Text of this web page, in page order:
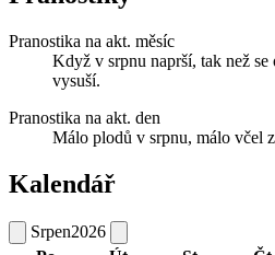
Pranostika na akt. měsíc
Když v srpnu naprší, tak než
vysuší.
Pranostika na akt. den
Málo plodů v srpnu, málo včel
Kalendář
Srpen2026